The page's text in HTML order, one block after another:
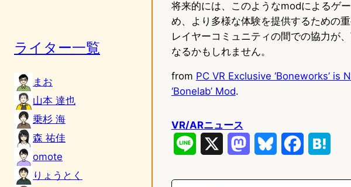
ライター一覧
まお
山本 達也
乗杉 海
森 祐佳
omote
りょうとく
将来的には、このようなmodによるゲ
め、より多様な体験を提供するための
レイヤーコミュニティの間での協力が
なるかもしれません。
from PC VR Exclusive ‘Boneworks’
‘Bonelab’ Mod.
VR/ARニュース